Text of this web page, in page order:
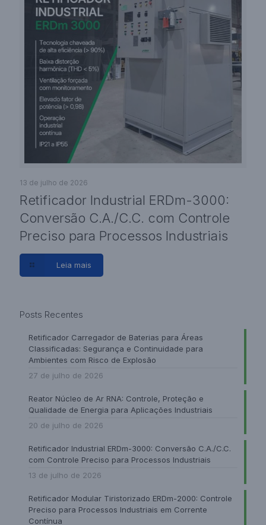
13 de julho de 2026
Retificador Industrial ERDm-3000:
Conversão C.A./C.C. com Controle
Preciso para Processos Industriais
Leia mais
Posts Recentes
Retificador Carregador de Baterias para Áreas
Classificadas: Segurança e Continuidade para
Ambientes com Risco de Explosão
27 de julho de 2026
Reator Núcleo de Ar RNA: Controle, Proteção e
Qualidade de Energia para Aplicações Industriais
20 de julho de 2026
Retificador Industrial ERDm-3000: Conversão C.A./C.C.
com Controle Preciso para Processos Industriais
13 de julho de 2026
Retificador Modular Tiristorizado ERDm-2000: Controle
Preciso para Processos Industriais em Corrente
Contínua